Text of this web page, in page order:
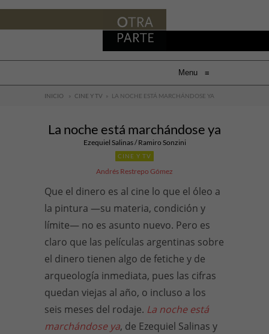
Menu ≡
INICIO » CINE Y TV » LA NOCHE ESTÁ MARCHÁNDOSE YA
La noche está marchándose ya
Ezequiel Salinas / Ramiro Sonzini
CINE Y TV
Andrés Restrepo Gómez
Que el dinero es al cine lo que el óleo a
la pintura —su materia, condición y
límite— no es asunto nuevo. Pero es
claro que las películas argentinas sobre
el dinero tienen algo de fetiche y de
arqueología inmediata, pues las cifras
quedan viejas al año, o incluso a los
seis meses del rodaje. La noche está
marchándose ya, de Ezequiel Salinas y